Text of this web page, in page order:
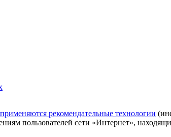
применяются рекомендательные технологии
пользователей сети «Интернет»,